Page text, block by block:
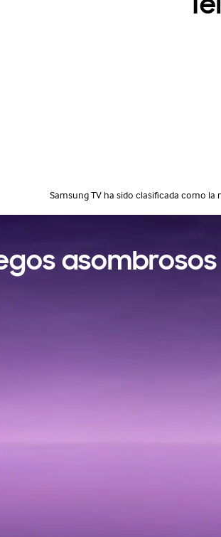
Samsung TV ha sido clasificada como
asombrosos